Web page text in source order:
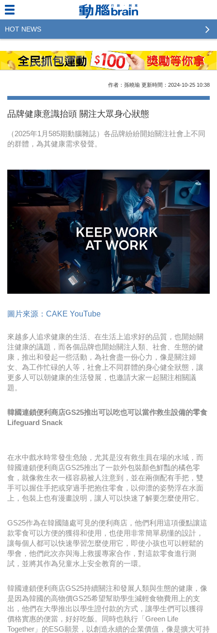
作者：孫曉瑜 更新時間：2024-10-25 10:38
品牌健康意識抬頭 關注大眾身心狀態
（2025年1月585期動腦雜誌）各品牌紛紛開始關注社會上不同
的群體，為其健康需求發聲。
圖片來源：CAKE YouTube
來越多人追求健康的生活、在生活上追求好的品質，也開始關
注健康的議題，而各個品牌也開始關注人類、社會、生態的健
康，推出和發起一些活動，為社會盡一份心力，像是關注婦
女、為工作忙碌的人等，社會上不同群體的身心健全狀態，讓
更多人可以朝健康的生活發展，也邀請大家一起關注相關議
題。
韓國連鎖便利商店GS25推出可以吃也可以當作救生設備的零食
Lifeguard Snack
在水中戲水時常發生危險，尤其是沒有救生員在場的水域，而
韓國連鎖便利商店GS25推出了一款外包裝顏色鮮豔的橘色零
食，就像救生衣一樣容易被人注意到，並在兩側配有手把，雙
手可以握住手把或穿過手把抱住零食，以仰漂的姿勢浮在水面
上，包裝上也有漫畫說明，讓人可以快速了解要怎麼使用它。
GS25作為在韓國隨處可見的便利商店，他們利用這項優點讓這
款零食可以方便的獲得和使用，也使用非常簡單易懂的設計，
讓每個人都可以快速學習怎麼使用它，即使小孩也可以輕鬆的
學會，他們此次亦與海上救援專家合作，對這款零食進行測
試，並將其作為兒童水上安全教育的一環。
韓國連鎖便利商店GS25持續關注和發展人類與生態的健康，像
是因為韓國的高物價GS25希望幫助學生減輕食物費用上的支
出，他們在大學推出以學生證付款的方式，讓學生們可以獲得
價格實惠的便當，好好吃飯。同時也執行「Green Life
Together」的ESG願景，以創造永續的企業價值，像是擴大可持
HOT NEWS
2023行銷傳播傑出貢獻獎 啟動徵件！期許參賽作品
更創新及具影響力
2022行銷傳播傑出貢獻獎得獎名單揭曉，近400位行
感美照
牌足跡贏家
域動行銷公布人事異動
CSD中衛營運長張德成：中衛跳脫框架 玩出口罩新
時尚
金獎的代價 牛恆泰：沒人知道我失去什麼！
台灣百事食品 注重品牌體驗創造差異化
黃麗萍：媒體代理商有幫客戶升級的責任！
搞？（上）